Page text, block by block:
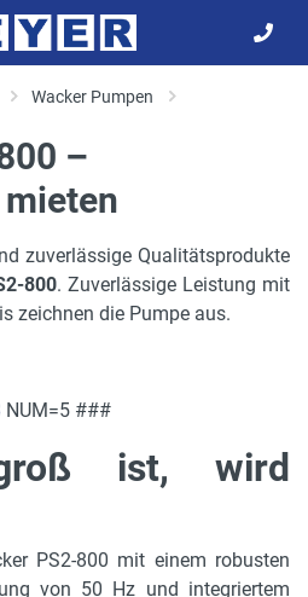
Wacker Pumpen
–
zuverlässige Qualitätsprodukte
800. Zuverlässige Leistung mit
zeichnen die Pumpe aus.
NUM=5 ###
ist, wird
PS2-800 mit einem robusten
von 50 Hz und integriertem